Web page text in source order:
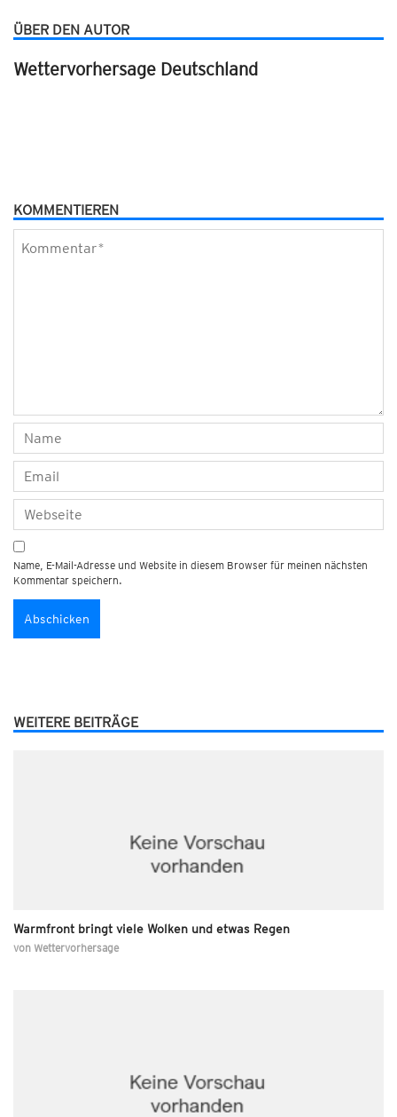
ÜBER DEN AUTOR
Wettervorhersage Deutschland
KOMMENTIEREN
Name, E-Mail-Adresse und Website in diesem Browser für meinen nächsten
Kommentar speichern.
WEITERE BEITRÄGE
Warmfront bringt viele Wolken und etwas Regen
von Wettervorhersage